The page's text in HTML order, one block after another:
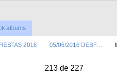
albums
FIESTAS 2016 05/06/2016 DESF…
213 de 227